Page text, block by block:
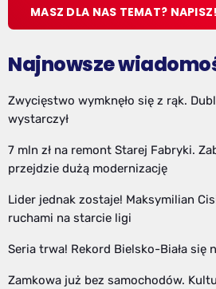
MASZ DLA NAS TEMAT? NAPISZ!
Najnowsze
Zwycięstwo wymknęło się z rąk.
wystarczył
7 mln zł na remont Starej Fabryki.
przejdzie dużą modernizację
Lider jednak zostaje! Maksymilian
ruchami na starcie ligi
Seria trwa! Rekord Bielsko-Biała się
Zamkowa już bez samochodów.